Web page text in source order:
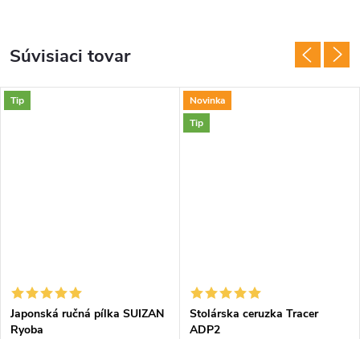
Súvisiaci tovar
Tip
Japonská ručná pílka SUIZAN
Ryoba
Novinka
Tip
Stolárska ceruzka Tracer
ADP2